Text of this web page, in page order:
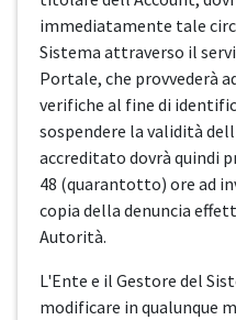
immediatamente tale
Sistema attraverso il
Portale, che provvederà
verifiche al fine di
sospendere la validità
accreditato dovrà quindi
48 (quarantotto) ore ad
copia della denuncia
Autorità.
L'Ente e il Gestore del
modificare in qualunque